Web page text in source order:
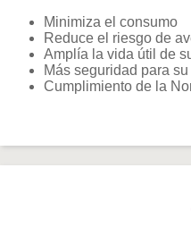
Minimiza el consumo
Reduce el riesgo de
Amplía la vida útil de
Más seguridad para
Cumplimiento de la